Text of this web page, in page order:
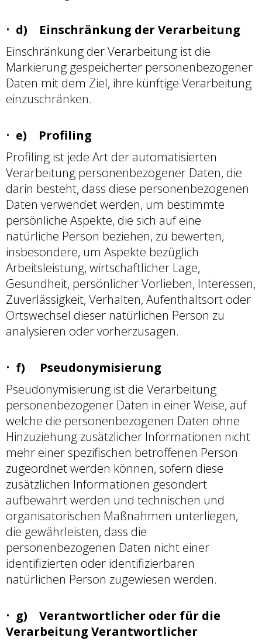
d) Einschränkung der Verarbeitung
Einschränkung der Verarbeitung ist die
Markierung gespeicherter personenbezogener
Daten mit dem Ziel, ihre künftige Verarbeitung
einzuschränken.
e) Profiling
Profiling ist jede Art der automatisierten
Verarbeitung personenbezogener Daten, die
darin besteht, dass diese personenbezogenen
Daten verwendet werden, um bestimmte
persönliche Aspekte, die sich auf eine
natürliche Person beziehen, zu bewerten,
insbesondere, um Aspekte bezüglich
Arbeitsleistung, wirtschaftlicher Lage,
Gesundheit, persönlicher Vorlieben, Interessen,
Zuverlässigkeit, Verhalten, Aufenthaltsort oder
Ortswechsel dieser natürlichen Person zu
analysieren oder vorherzusagen.
f) Pseudonymisierung
Pseudonymisierung ist die Verarbeitung
personenbezogener Daten in einer Weise, auf
welche die personenbezogenen Daten ohne
Hinzuziehung zusätzlicher Informationen nicht
mehr einer spezifischen betroffenen Person
zugeordnet werden können, sofern diese
zusätzlichen Informationen gesondert
aufbewahrt werden und technischen und
organisatorischen Maßnahmen unterliegen,
die gewährleisten, dass die
personenbezogenen Daten nicht einer
identifizierten oder identifizierbaren
natürlichen Person zugewiesen werden.
g) Verantwortlicher oder für die
Verarbeitung Verantwortlicher